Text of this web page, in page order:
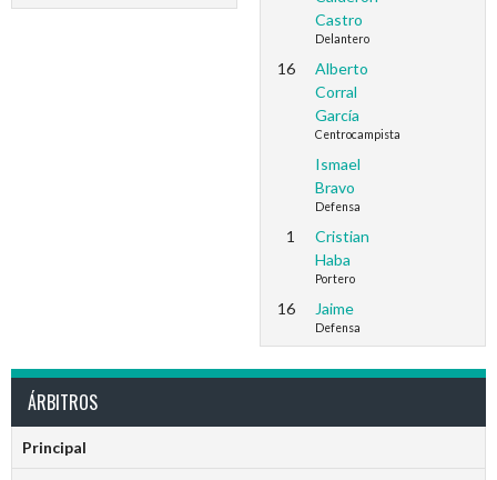
Castro
Delantero
16
Alberto
Corral
García
Centrocampista
Ismael
Bravo
Defensa
1
Cristian
Haba
Portero
16 Jaime
Defensa
ÁRBITROS
Principal